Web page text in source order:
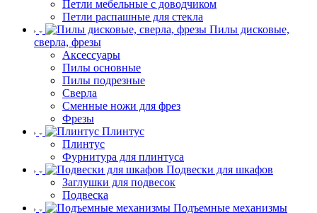
Петли мебельные с доводчиком
Петли распашные для стекла
Пилы дисковые,
сверла, фрезы
Аксессуары
Пилы основные
Пилы подрезные
Сверла
Сменные ножи для фрез
Фрезы
Плинтус
Плинтус
Фурнитура для плинтуса
Подвески для шкафов
Заглушки для подвесок
Подвеска
Подъемные механизмы